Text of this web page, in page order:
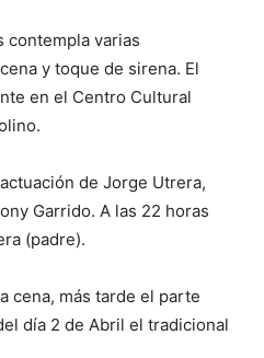
contempla varias
y toque de sirena. El
en el Centro Cultural
de Jorge Utrera,
Garrido. A las 22 horas
(padre).
cena, más tarde el parte
día 2 de Abril el tradicional